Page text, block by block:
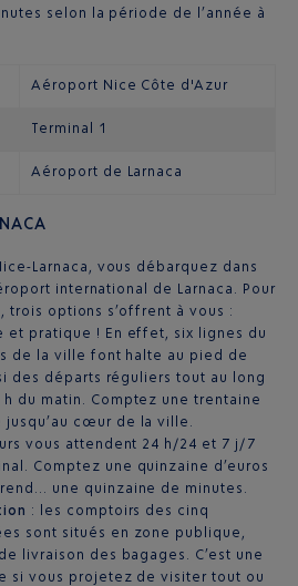
selon la période de l’année à
Aéroport Nice Côte d'Azur
Terminal 1
Aéroport de Larnaca
Larnaca, vous débarquez dans
international de Larnaca. Pour
options s’offrent à vous :
et pratique ! En effet, six lignes du
de la ville font halte au pied de
des départs réguliers tout au long
du matin. Comptez une trentaine
jusqu’au cœur de la ville.
vous attendent 24 h/24 et 7 j/7
Comptez une quinzaine d’euros
une quinzaine de minutes.
: les comptoirs des cinq
sont situés en zone publique,
livraison des bagages. C’est une
si vous projetez de visiter tout ou